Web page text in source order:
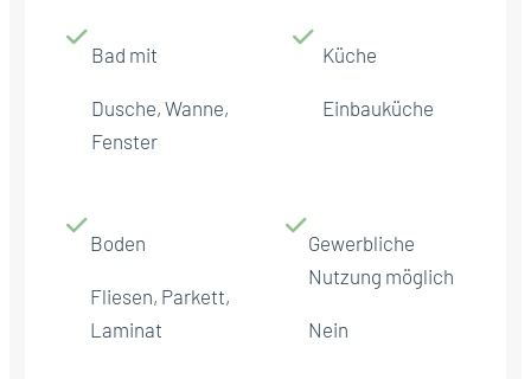
Bad mit
Dusche, Wanne,
Fenster
Küche
Einbauküche
Boden
Fliesen, Parkett,
Laminat
Gewerbliche
Nutzung möglich
Nein